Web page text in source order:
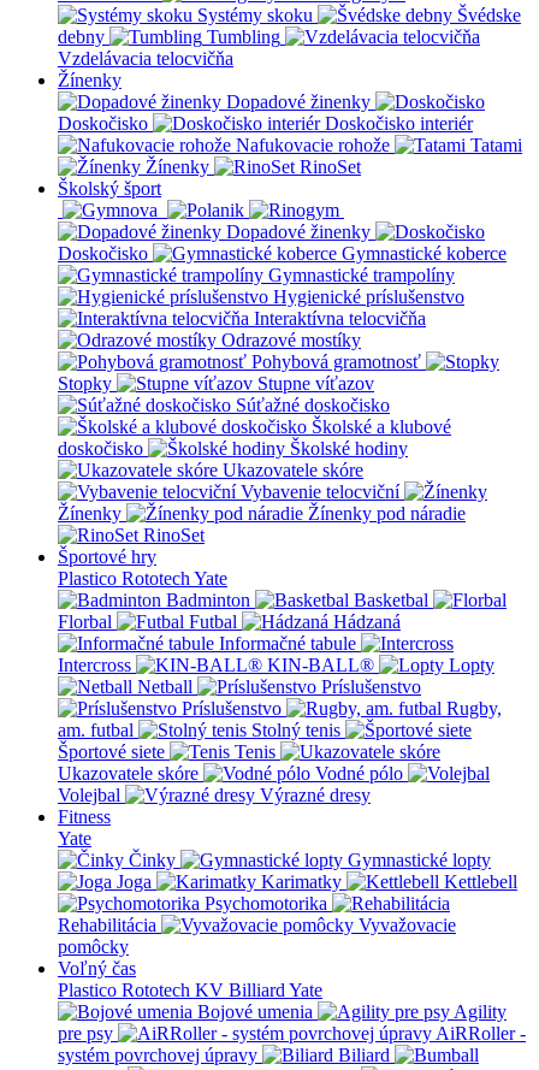
Systémy skoku
Švédske
debny
Tumbling
Vzdelávacia telocvičňa
Žínenky
Dopadové žinenky
Doskočisko
Doskočisko interiér
Nafukovacie rohože
Tatami
Žínenky
RinoSet
Školský šport
Dopadové žinenky
Doskočisko
Gymnastické koberce
Gymnastické trampolíny
Hygienické príslušenstvo
Interaktívna telocvičňa
Odrazové mostíky
Pohybová gramotnosť
Stopky
Stupne víťazov
Súťažné doskočisko
Školské a klubové
doskočisko
Školské hodiny
Ukazovatele skóre
Vybavenie telocviční
Žínenky
Žínenky pod náradie
RinoSet
Športové hry
Plastico Rototech Yate
Badminton
Basketbal
Florbal
Futbal
Hádzaná
Informačné tabule
Intercross
KIN-BALL®
Lopty
Netball
Príslušenstvo
Príslušenstvo
Rugby,
am. futbal
Stolný tenis
Športové siete
Tenis
Ukazovatele skóre
Vodné pólo
Volejbal
Výrazné dresy
Fitness
Yate
Činky
Gymnastické lopty
Joga
Karimatky
Kettlebell
Psychomotorika
Rehabilitácia
Vyvažovacie
pomôcky
Voľný čas
Plastico Rototech KV Billiard Yate
Bojové umenia
Agility
pre psy
AiRRoller -
systém povrchovej úpravy
Biliard